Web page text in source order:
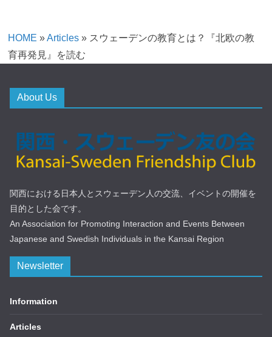
HOME » Articles » スウェーデンの教育とは？『北欧の教
育再発見』を読む
About Us
関西における日本人とスウェーデン人の交流、イベントの開催を
目的とした会です。
An Association for Promoting Interaction and Events Between
Japanese and Swedish Individuals in the Kansai Region
Newsletter
Information
Articles